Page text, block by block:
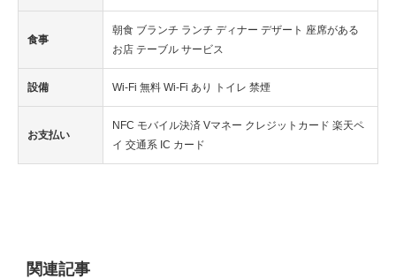
食事
朝食 ブランチ ランチ ディナー デザート 座席がある
お店 テーブル サービス
設備 Wi-Fi 無料 Wi-Fi あり トイレ 禁煙
お支払い
NFC モバイル決済 Vマネー クレジットカード 楽天ペ
イ 交通系 IC カード
関連記事